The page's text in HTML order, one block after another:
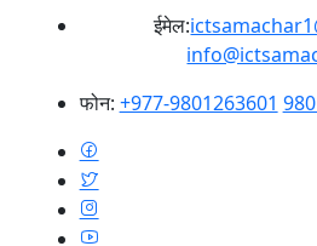
ईमेल:
फोन: +977-9801263601